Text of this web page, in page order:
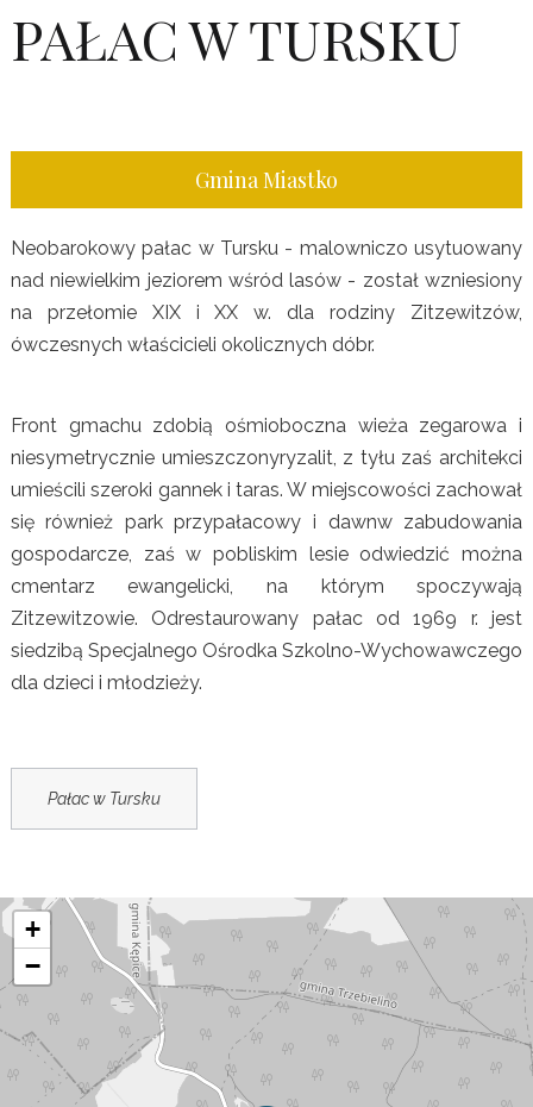
PAŁAC W TURSKU
Gmina Miastko
Neobarokowy pałac w Tursku - malowniczo usytuowany
nad niewielkim jeziorem wśród lasów - został wzniesiony
na przełomie XIX i XX w. dla rodziny Zitzewitzów,
ówczesnych właścicieli okolicznych dóbr.
Front gmachu zdobią ośmioboczna wieża zegarowa i
niesymetrycznie umieszczonyryzalit, z tyłu zaś architekci
umieścili szeroki gannek i taras. W miejscowości zachował
się również park przypałacowy i dawnw zabudowania
gospodarcze, zaś w pobliskim lesie odwiedzić można
cmentarz ewangelicki, na którym spoczywają
Zitzewitzowie. Odrestaurowany pałac od 1969 r. jest
siedzibą Specjalnego Ośrodka Szkolno-Wychowawczego
dla dzieci i młodzieży.
Pałac w Tursku
+
−